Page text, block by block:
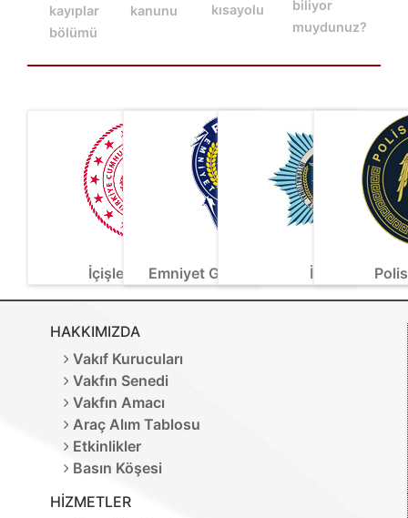
kayıplar
bölümü
kanunu kısayolu
biliyor
muydunuz?
İçişleri BakanlığıEmniyet Genel Müdürlüğüİnterpa
HAKKIMIZDA
Vakıf Kurucuları
Vakfın Senedi
Vakfın Amacı
Araç Alım Tablosu
Etkinlikler
Basın Köşesi
HİZMETLER